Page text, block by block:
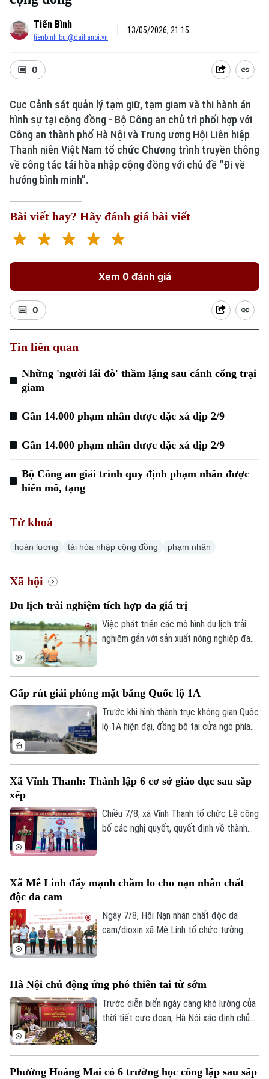
Xu hướng
Chuyên mục
Thời sự
Hà Nội
Chính trị
Hà Nội
Thế giới
Tiến Bình
tienbinh.bui@daihanoi.vn
13/05/2026, 21:15
0
Cục Cảnh sát quản lý tạm giữ, tạm giam và thi hành án
hình sự tại cộng đồng - Bộ Công an chủ trì phối hợp với
Công an thành phố Hà Nội và Trung ương Hội Liên hiệp
Thanh niên Việt Nam tổ chức Chương trình truyền thông
về công tác tái hòa nhập cộng đồng với chủ đề “Đi về
hướng bình minh”.
Bài viết hay? Hãy đánh giá bài viết
Xem 0 đánh giá
0
Tin liên quan
Những 'người lái đò' thầm lặng sau cánh cổng trại
giam
Gần 14.000 phạm nhân được đặc xá dịp 2/9
Gần 14.000 phạm nhân được đặc xá dịp 2/9
Bộ Công an giải trình quy định phạm nhân được
hiến mô, tạng
Từ khoá
hoàn lương tái hòa nhập cộng đồng phạm nhân
Xã hội
Du lịch trải nghiệm tích hợp đa giá trị
Việc phát triển các mô hình du lịch trải
nghiệm gắn với sản xuất nông nghiệp đang
tạo đà phát triển kinh tế nông thôn bền
vững.
Gấp rút giải phóng mặt bằng Quốc lộ 1A
Trước khi hình thành trục không gian Quốc
lộ 1A hiện đại, đồng bộ tại cửa ngõ phía
phương có dự án đi qua đang tập trung
phương án bồi thường, hỗ trợ, tái định cư
và tăng cường đối thoại để tạo đồng
Xã Vĩnh Thanh: Thành lập 6 cơ sở giáo dục sau sắp
xếp
Chiều 7/8, xã Vĩnh Thanh tổ chức Lễ công
bố các nghị quyết, quyết định về thành
Xã Mê Linh đẩy mạnh chăm lo cho nạn nhân chất
độc da cam
Ngày 7/8, Hội Nạn nhân chất độc da
cam/dioxin xã Mê Linh tổ chức tưởng
Hà Nội chủ động ứng phó thiên tai từ sớm
Trước diễn biến ngày càng khó lường của
thời tiết cực đoan, Hà Nội xác định chủ
tìm kiếm cứu nạn.
Phường Hoàng Mai có 6 trường học công lập sau sắp